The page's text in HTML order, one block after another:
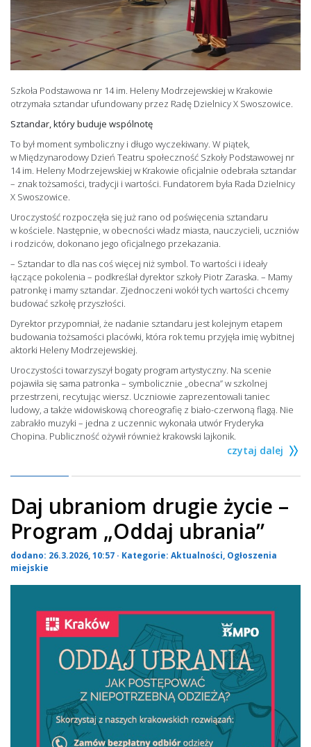
Szkoła Podstawowa nr 14 im. Heleny Modrzejewskiej w Krakowie
otrzymała sztandar ufundowany przez Radę Dzielnicy X Swoszowice.
Sztandar, który buduje wspólnotę
To był moment symboliczny i długo wyczekiwany. W piątek,
w Międzynarodowy Dzień Teatru społeczność Szkoły Podstawowej nr
14 im. Heleny Modrzejewskiej w Krakowie oficjalnie odebrała sztandar
– znak tożsamości, tradycji i wartości. Fundatorem była Rada Dzielnicy
X Swoszowice.
Uroczystość rozpoczęła się już rano od poświęcenia sztandaru
w kościele. Następnie, w obecności władz miasta, nauczycieli, uczniów
i rodziców, dokonano jego oficjalnego przekazania.
– Sztandar to dla nas coś więcej niż symbol. To wartości i ideały
łączące pokolenia – podkreślał dyrektor szkoły Piotr Zaraska. – Mamy
patronkę i mamy sztandar. Zjednoczeni wokół tych wartości chcemy
budować szkołę przyszłości.
Dyrektor przypomniał, że nadanie sztandaru jest kolejnym etapem
budowania tożsamości placówki, która rok temu przyjęła imię wybitnej
aktorki Heleny Modrzejewskiej.
Uroczystości towarzyszył bogaty program artystyczny. Na scenie
pojawiła się sama patronka – symbolicznie „obecna” w szkolnej
przestrzeni, recytując wiersz. Uczniowie zaprezentowali taniec
ludowy, a także widowiskową choreografię z biało-czerwoną flagą. Nie
zabrakło muzyki – jedna z uczennic wykonała utwór Fryderyka
Chopina. Publiczność ożywił również krakowski lajkonik.
czytaj dalej
Daj ubraniom drugie życie –
Program „Oddaj ubrania”
dodano: 26.3.2026, 10:57 · Kategorie: Aktualności, Ogłoszenia
miejskie